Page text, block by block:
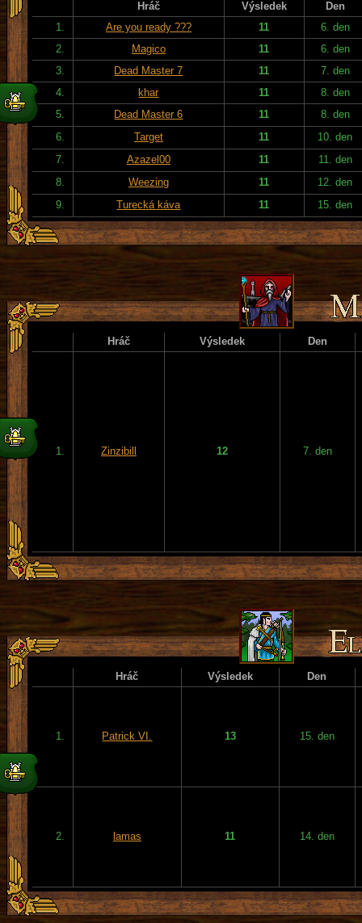
Hráč Výsledek
Den
1.
Are you ready ??? 11
6. den
2.
Magico 11
6. den
3.
Dead Master 7 11
7. den
4.
khar 11
8. den
5.
Dead Master 6 11
8. den
6.
Target 11
10. den
7.
Azazel00 11
11. den
8.
Weezing 11
12. den
9.
Turecká káva 11 15. den
Hráč Výsledek Den
1. Zinzibill 12 7. den
Hráč Výsledek Den
1. Patrick VI. 13 15. den
2. lamas 11 14. den